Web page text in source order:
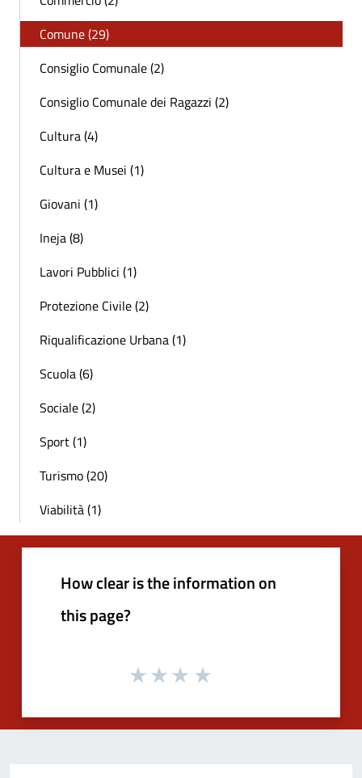
Comune (29)
Consiglio Comunale (2)
Consiglio Comunale dei Ragazzi (2)
Cultura (4)
Cultura e Musei (1)
Giovani (1)
Ineja (8)
Lavori Pubblici (1)
Protezione Civile (2)
Riqualificazione Urbana (1)
Scuola (6)
Sociale (2)
Sport (1)
Turismo (20)
Viabilità (1)
How clear is the information on
this page?